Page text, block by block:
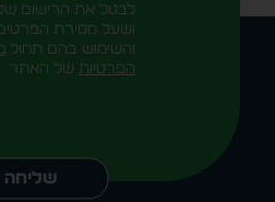
לבטל את הרישום
ושעל מסירת
והשימוש בהם תחול
הפרטיות של האתר
שליחה